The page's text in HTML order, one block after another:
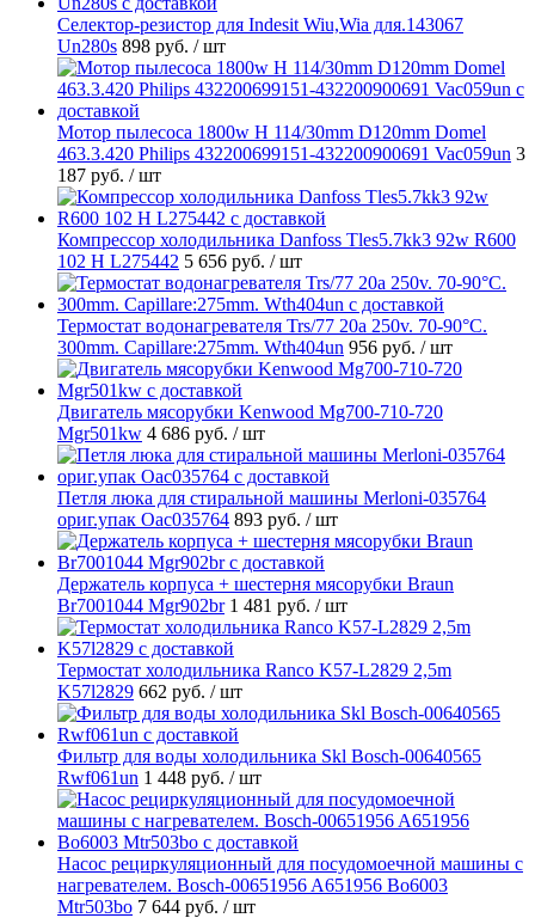
Селектор-резистор для Indesit Wiu,Wia для.143067
Un280s 898 руб. / шт
Мотор пылесоса 1800w H 114/30mm D120mm Domel
463.3.420 Philips 432200699151-432200900691 Vac059un 3
187 руб. / шт
Компрессор холодильника Danfoss Tles5.7kk3 92w R600
102 H L275442 5 656 руб. / шт
Термостат водонагревателя Trs/77 20a 250v. 70-90°C.
300mm. Capillare:275mm. Wth404un 956 руб. / шт
Двигатель мясорубки Kenwood Mg700-710-720
Mgr501kw 4 686 руб. / шт
Петля люка для стиральной машины Merloni-035764
ориг.упак Oac035764 893 руб. / шт
Держатель корпуса + шестерня мясорубки Braun
Br7001044 Mgr902br 1 481 руб. / шт
Термостат холодильника Ranco K57-L2829 2,5m
K57l2829 662 руб. / шт
Фильтр для воды холодильника Skl Bosch-00640565
Rwf061un 1 448 руб. / шт
Насос рециркуляционный для посудомоечной машины с
нагревателем. Bosch-00651956 A651956 Bo6003
Mtr503bo 7 644 руб. / шт